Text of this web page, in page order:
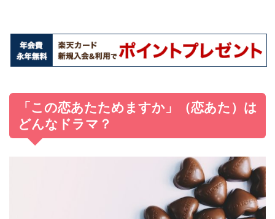
「この恋あたためますか」（恋あた）は
どんなドラマ？